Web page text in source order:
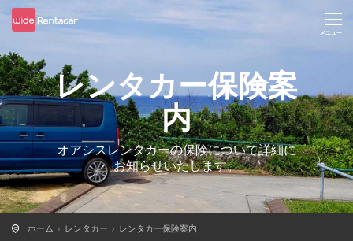
レンタカー保険案
内
オアシスレンタカーの保険について詳細に
お知らせいたします。
ホーム レンタカー レンタカー保険案内